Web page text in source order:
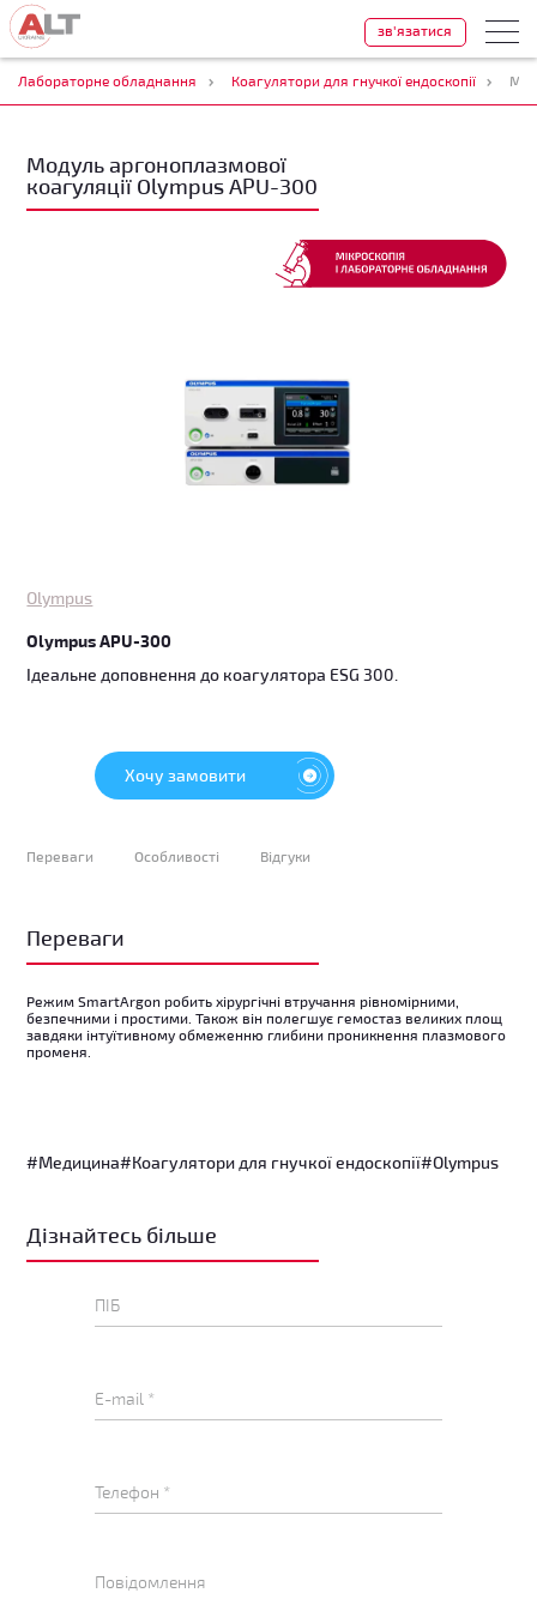
зв'язатися
Лабораторне обладнання Коагулятори для гнучкої ендоскопії
Модуль аргоноплазмової
коагуляції Olympus APU-300
Olympus
Olympus APU-300
Ідеальне доповнення до коагулятора ESG 300.
Хочу замовити
Переваги Особливості Відгуки
Переваги
Режим SmartArgon робить хірургічні втручання рівномірними,
безпечними і простими. Також він полегшує гемостаз великих площ
завдяки інтуїтивному обмеженню глибини проникнення плазмового
променя.
#Медицина#Коагулятори для гнучкої ендоскопії#Olympus
Дізнайтесь більше